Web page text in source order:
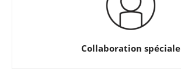
Collaboration spéciale